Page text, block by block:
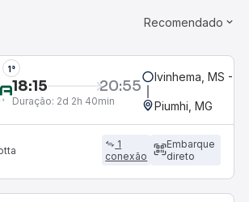
Recomendado
1°
18:15 20:55
Duração: 2d 2h 40min
Ivinhema, MS -
Piumhi, MG
1
conexão
Embarque
direto